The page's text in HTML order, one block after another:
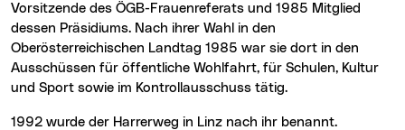
Vorsitzende des ÖGB-Frauenreferats und 1985 Mitglied
dessen Präsidiums. Nach ihrer Wahl in den
Oberösterreichischen Landtag 1985 war sie dort in den
Ausschüssen für öffentliche Wohlfahrt, für Schulen, Kultur
und Sport sowie im Kontrollausschuss tätig.
1992 wurde der Harrerweg in Linz nach ihr benannt.